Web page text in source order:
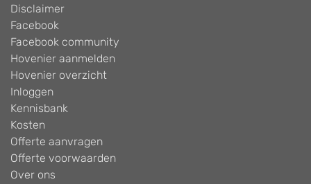
Disclaimer
Facebook
Facebook community
Hovenier aanmelden
Hovenier overzicht
Inloggen
Kennisbank
Kosten
Offerte aanvragen
Offerte voorwaarden
Over ons